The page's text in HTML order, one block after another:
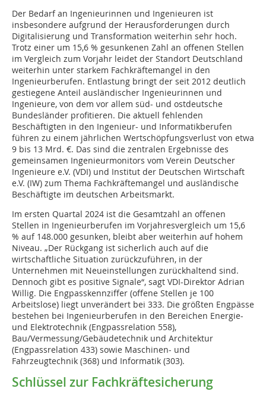
Der Bedarf an Ingenieurinnen und Ingenieuren ist
insbesondere aufgrund der Herausforderungen durch
Digitalisierung und Transformation weiterhin sehr hoch.
Trotz einer um 15,6 % gesunkenen Zahl an offenen Stellen
im Vergleich zum Vorjahr leidet der Standort Deutschland
weiterhin unter starkem Fachkräftemangel in den
Ingenieurberufen. Entlastung bringt der seit 2012 deutlich
gestiegene Anteil ausländischer Ingenieurinnen und
Ingenieure, von dem vor allem süd- und ostdeutsche
Bundesländer profitieren. Die aktuell fehlenden
Beschäftigten in den Ingenieur- und Informatikberufen
führen zu einem jährlichen Wertschöpfungsverlust von etwa
9 bis 13 Mrd. €. Das sind die zentralen Ergebnisse des
gemeinsamen Ingenieurmonitors vom Verein Deutscher
Ingenieure e.V. (VDI) und Institut der Deutschen Wirtschaft
e.V. (IW) zum Thema Fachkräftemangel und ausländische
Beschäftigte im deutschen Arbeitsmarkt.
Im ersten Quartal 2024 ist die Gesamtzahl an offenen
Stellen in Ingenieurberufen im Vorjahresvergleich um 15,6
% auf 148.000 gesunken, bleibt aber weiterhin auf hohem
Niveau. „Der Rückgang ist sicherlich auch auf die
wirtschaftliche Situation zurückzuführen, in der
Unternehmen mit Neueinstellungen zurückhaltend sind.
Dennoch gibt es positive Signale“, sagt VDI-Direktor Adrian
Willig. Die Engpasskennziffer (offene Stellen je 100
Arbeitslose) liegt unverändert bei 333. Die größten Engpässe
bestehen bei Ingenieurberufen in den Bereichen Energie-
und Elektrotechnik (Engpassrelation 558),
Bau/Vermessung/Gebäudetechnik und Architektur
(Engpassrelation 433) sowie Maschinen- und
Fahrzeugtechnik (368) und Informatik (303).
Schlüssel zur Fachkräftesicherung